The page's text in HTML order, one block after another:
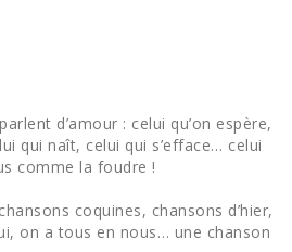
d’amour : celui qu’on espère,
qui naît, celui qui s’efface… celui
comme la foudre !
coquines, chansons d’hier,
on a tous en nous… une chanson